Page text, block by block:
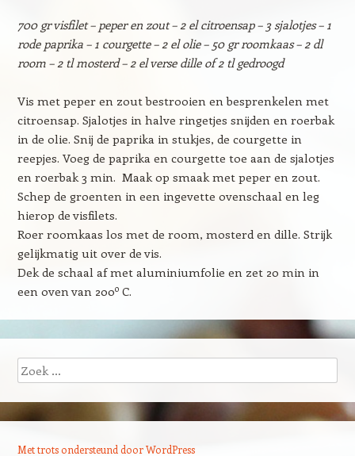
700 gr visfilet – peper en zout – 2 el citroensap – 3 sjalotjes – 1
rode paprika – 1 courgette – 2 el olie – 50 gr roomkaas – 2 dl
room – 2 tl mosterd – 2 el verse dilleof 2 tl gedroogd
Vis met peper en zout bestrooien en besprenkelen met
citroensap. Sjalotjes in halve ringetjes snijden en roerbak
in de olie. Snij de paprika in stukjes, de courgette in
reepjes. Voeg de paprika en courgette toe aan de sjalotjes
en roerbak 3 min. Maak op smaak met peper en zout.
Schep de groenten in een ingevette ovenschaal en leg
hierop de visfilets.
Roer roomkaas los met de room, mosterd en dille. Strijk
gelijkmatig uit over de vis.
Dek de schaal af met aluminiumfolie en zet 20 min in
een oven van 200oC.
Zoeken
Met trots ondersteund door WordPress